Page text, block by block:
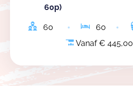
60p)
60 60
Vanaf € 445,00